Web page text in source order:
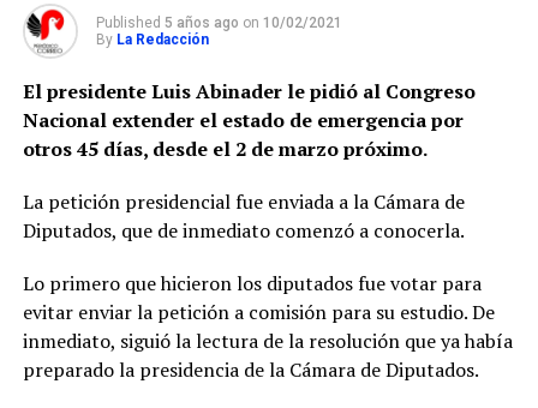
Published 5 años ago on 10/02/2021
By La Redacción
El presidente Luis Abinader le pidió al Congreso
Nacional extender el estado de emergencia por
otros 45 días, desde el 2 de marzo próximo.
La petición presidencial fue enviada a la Cámara de
Diputados, que de inmediato comenzó a conocerla.
Lo primero que hicieron los diputados fue votar para
evitar enviar la petición a comisión para su estudio. De
inmediato, siguió la lectura de la resolución que ya había
preparado la presidencia de la Cámara de Diputados.